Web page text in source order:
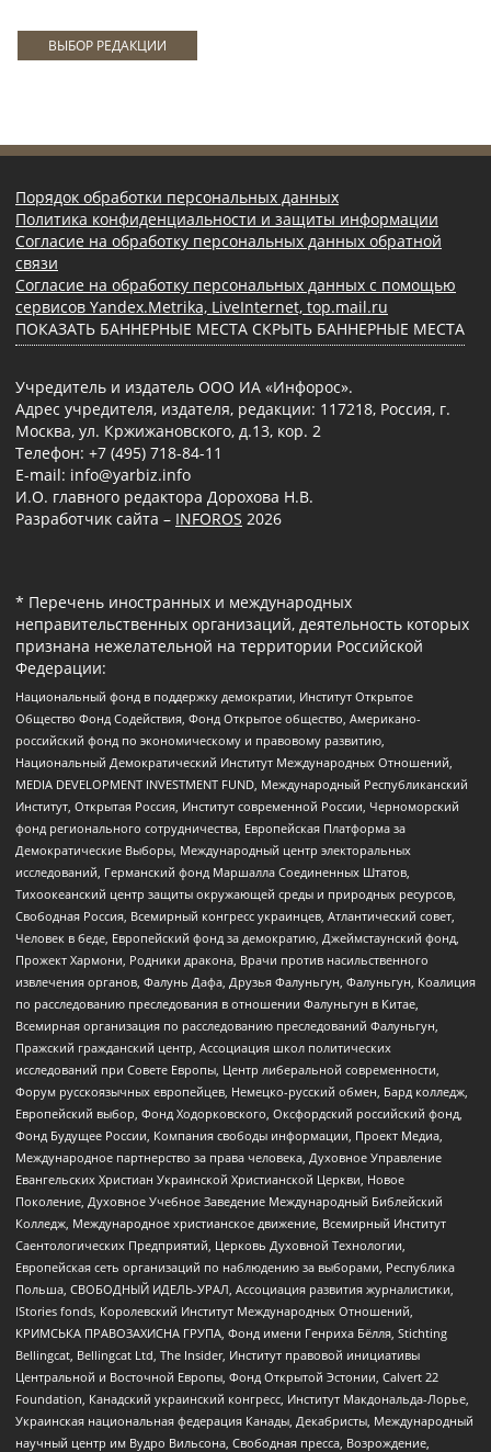
ВЫБОР РЕДАКЦИИ
Порядок обработки персональных данных
Политика конфиденциальности и защиты информации
Согласие на обработку персональных данных обратной
связи
Согласие на обработку персональных данных с помощью
сервисов Yandex.Metrika, LiveInternet, top.mail.ru
ПОКАЗАТЬ БАННЕРНЫЕ МЕСТА СКРЫТЬ БАННЕРНЫЕ МЕСТА
Учредитель и издатель ООО ИА «Инфорос».
Адрес учредителя, издателя, редакции: 117218, Россия, г.
Москва, ул. Кржижановского, д.13, кор. 2
Телефон: +7 (495) 718-84-11
E-mail: info@yarbiz.info
И.О. главного редактора Дорохова Н.В.
Разработчик сайта – INFOROS 2026
* Перечень иностранных и международных
неправительственных организаций, деятельность которых
признана нежелательной на территории Российской
Федерации:
Национальный фонд в поддержку демократии, Институт Открытое
Общество Фонд Содействия, Фонд Открытое общество, Американо-
российский фонд по экономическому и правовому развитию,
Национальный Демократический Институт Международных Отношений,
MEDIA DEVELOPMENT INVESTMENT FUND, Международный Республиканский
Институт, Открытая Россия, Институт современной России, Черноморский
фонд регионального сотрудничества, Европейская Платформа за
Демократические Выборы, Международный центр электоральных
исследований, Германский фонд Маршалла Соединенных Штатов,
Тихоокеанский центр защиты окружающей среды и природных ресурсов,
Свободная Россия, Всемирный конгресс украинцев, Атлантический совет,
Человек в беде, Европейский фонд за демократию, Джеймстаунский фонд,
Прожект Хармони, Родники дракона, Врачи против насильственного
извлечения органов, Фалунь Дафа, Друзья Фалуньгун, Фалуньгун, Коалиция
по расследованию преследования в отношении Фалуньгун в Китае,
Всемирная организация по расследованию преследований Фалуньгун,
Пражский гражданский центр, Ассоциация школ политических
исследований при Совете Европы, Центр либеральной современности,
Форум русскоязычных европейцев, Немецко-русский обмен, Бард колледж,
Европейский выбор, Фонд Ходорковского, Оксфордский российский фонд,
Фонд Будущее России, Компания свободы информации, Проект Медиа,
Международное партнерство за права человека, Духовное Управление
Евангельских Христиан Украинской Христианской Церкви, Новое
Поколение, Духовное Учебное Заведение Международный Библейский
Колледж, Международное христианское движение, Всемирный Институт
Саентологических Предприятий, Церковь Духовной Технологии,
Европейская сеть организаций по наблюдению за выборами, Республика
Польша, СВОБОДНЫЙ ИДЕЛЬ-УРАЛ, Ассоциация развития журналистики,
IStories fonds, Королевский Институт Международных Отношений,
КРИМСЬКА ПРАВОЗАХИСНА ГРУПА, Фонд имени Генриха Бёлля, Stichting
Bellingcat, Bellingcat Ltd, The Insider, Институт правовой инициативы
Центральной и Восточной Европы, Фонд Открытой Эстонии, Calvert 22
Foundation, Канадский украинский конгресс, Институт Макдональда-Лорье,
Украинская национальная федерация Канады, Декабристы, Международный
научный центр им Вудро Вильсона, Свободная пресса, Возрождение,